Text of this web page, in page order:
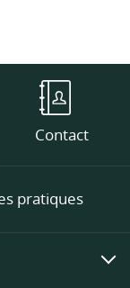
Contact
pratiques